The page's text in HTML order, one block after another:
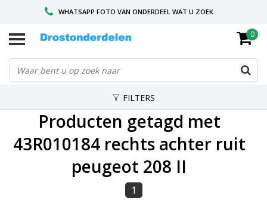
WHATSAPP FOTO VAN ONDERDEEL WAT U ZOEK
VOOR 16.00 BESTELD, VANDAAG VERZONDEN
GESPECIALISEERD PEUGEOT
0
FILTERS
Producten getagd met
43R010184 rechts achter ruit
peugeot 208 II
1